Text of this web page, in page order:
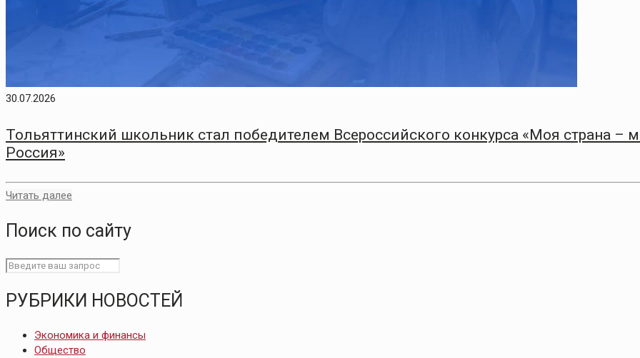
30.07.2026
Тольяттинский школьник стал победителем Всероссийского конкурса «Моя страна –
Россия»
Читать далее
Поиск по сайту
РУБРИКИ НОВОСТЕЙ
Экономика и финансы
Общество